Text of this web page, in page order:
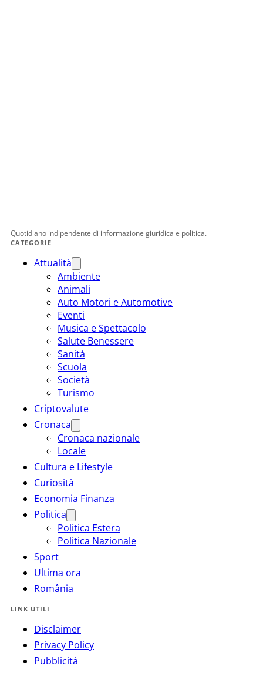
Quotidiano indipendente di informazione giuridica e politica.
CATEGORIE
Attualità
Ambiente
Animali
Auto Motori e Automotive
Eventi
Musica e Spettacolo
Salute Benessere
Sanità
Scuola
Società
Turismo
Criptovalute
Cronaca
Cronaca nazionale
Locale
Cultura e Lifestyle
Curiosità
Economia Finanza
Politica
Politica Estera
Politica Nazionale
Sport
Ultima ora
România
LINK UTILI
Disclaimer
Privacy Policy
Pubblicità